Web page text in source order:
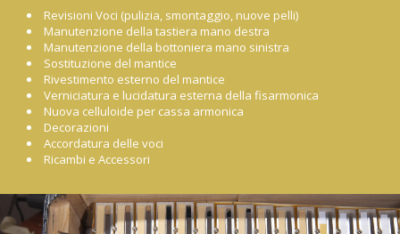
Revisioni Voci (pulizia, smontaggio, nuove pelli)
Manutenzione della tastiera mano destra
Manutenzione della bottoniera mano sinistra
Sostituzione del mantice
Rivestimento esterno del mantice
Verniciatura e lucidatura esterna della fisarmonica
Nuova celluloide per cassa armonica
Decorazioni
Accordatura delle voci
Ricambi e Accessori